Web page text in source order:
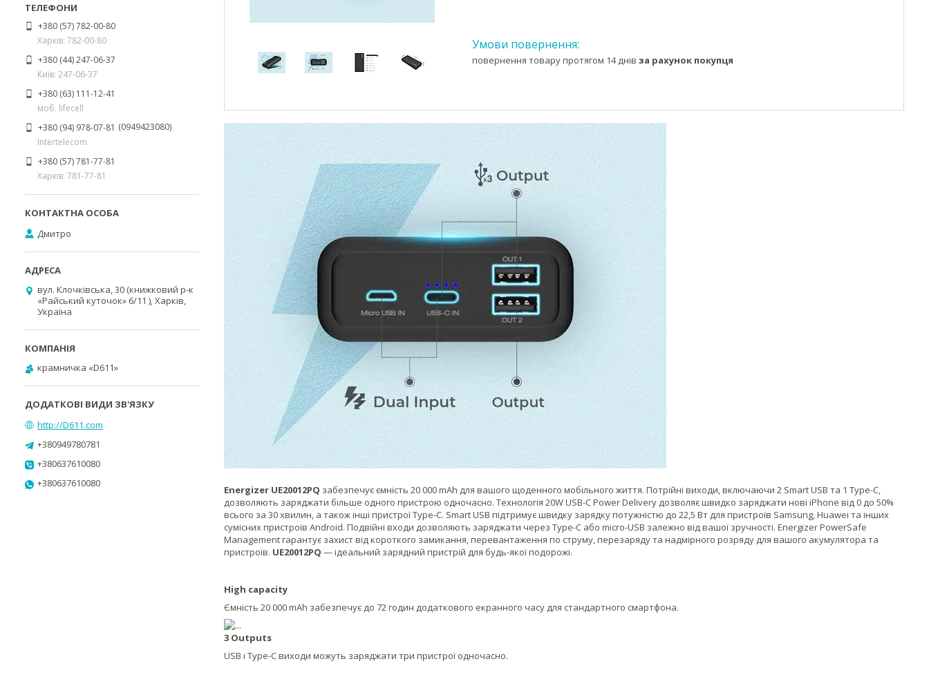
повернення товару протягом 14 днів за рахунок покупця
Energizer UE20012PQ забезпечує ємність 20 000 mAh для вашого щоденного мобільного життя. Потрійні виходи, включаючи 2 Smart USB та 1 Type-C,
дозволяють заряджати більше одного пристрою одночасно. Технологія 20W USB-C Power Delivery дозволяє швидко заряджати нові iPhone від 0 до 50%
всього за 30 хвилин, а також інші пристрої Type-C. Smart USB підтримує швидку зарядку потужністю до 22,5 Вт для пристроїв Samsung, Huawei та інших
сумісних пристроїв Android. Подвійні входи дозволяють заряджати через Type-C або micro-USB залежно від вашої зручності. Energizer PowerSafe
Management гарантує захист від короткого замикання, перевантаження по струму, перезаряду та надмірного розряду для вашого акумулятора та
пристроїв. UE20012PQ — ідеальний зарядний пристрій для будь-якої подорожі.
High capacity
Ємність 20 000 mAh забезпечує до 72 годин додаткового екранного часу для стандартного смартфона.
3 Outputs
USB і Type-C виходи можуть заряджати три пристрої одночасно.
+380 (57) 782-00-80
Харків: 782-00-80
+380 (44) 247-06-37
Київ: 247-06-37
+380 (63) 111-12-41
моб. lifecell
+380 (94) 978-07-81
0949423080
Intertelecom
+380 (57) 781-77-81
Харків: 781-77-81
Дмитро
вул. Клочківська, 30 (книжковий р-к
«Райський куточок» 6/11 ), Харків,
Україна
крамничка «D611»
http://D611.com
+380949780781
+380637610080
+380637610080